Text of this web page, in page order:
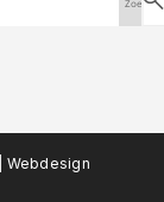
Webdesign